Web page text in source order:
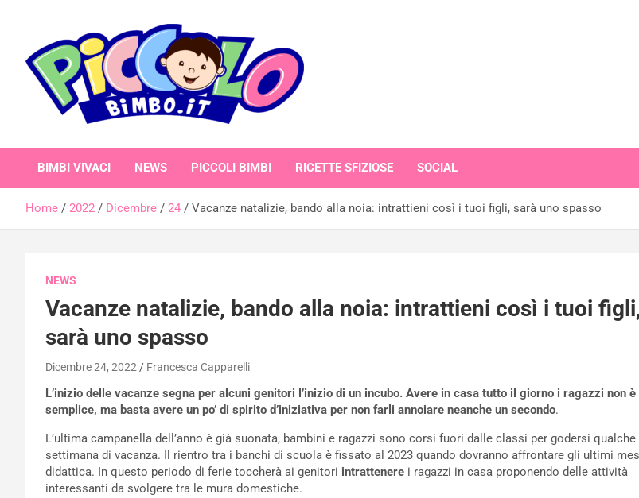
piccolobimbo.it
BIMBI VIVACI NEWS PICCOLI BIMBI RICETTE SFIZIOSE SOCIAL
Home 2022 Dicembre 24 Vacanze natalizie, bando alla noia: intrattieni così i tuoi figli, sarà uno spasso
NEWS
Vacanze natalizie, bando alla noia: intrattieni così i tuoi
sarà uno spasso
Dicembre 24, 2022 Francesca Capparelli
L’inizio delle vacanze segna per alcuni genitori l’inizio di un incubo. Avere in casa tutto il giorno i ragazzi non è
semplice, ma basta avere un po’ di spirito d’iniziativa per non farli annoiare neanche un secondo.
L’ultima campanella dell’anno è già suonata, bambini e ragazzi sono corsi fuori dalle classi per godersi qualche
settimana di vacanza. Il rientro tra i banchi di scuola è fissato al 2023 quando dovranno affrontare gli ultimi
didattica. In questo periodo di ferie toccherà ai genitori intrattenere i ragazzi in casa proponendo delle attività
interessanti da svolgere tra le mura domestiche.